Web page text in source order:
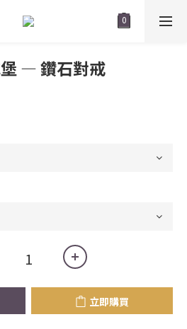
— 鑽石對戒
立即購買